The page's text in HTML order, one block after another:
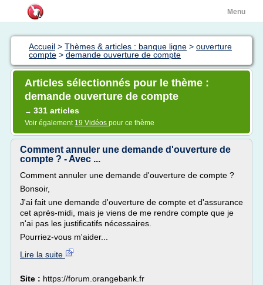
Menu
Accueil > Thèmes & articles : banque ligne > ouverture
compte > demande ouverture de compte
Articles sélectionnés pour le thème :
demande ouverture de compte
→ 331 articles
Voir également 19 Vidéos pour ce thème
Comment annuler une demande d'ouverture de
compte ? - Avec ...
Comment annuler une demande d'ouverture de compte ?
Bonsoir,
J'ai fait une demande d'ouverture de compte et d'assurance
cet après-midi, mais je viens de me rendre compte que je
n'ai pas les justificatifs nécessaires.
Pourriez-vous m'aider...
Lire la suite
Site : https://forum.orangebank.fr